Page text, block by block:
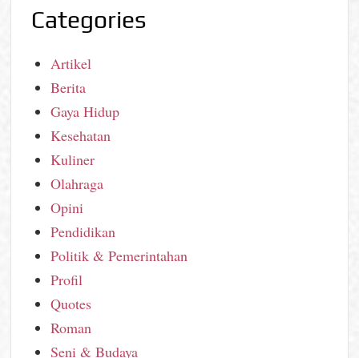
Categories
Artikel
Berita
Gaya Hidup
Kesehatan
Kuliner
Olahraga
Opini
Pendidikan
Politik & Pemerintahan
Profil
Quotes
Roman
Seni & Budaya